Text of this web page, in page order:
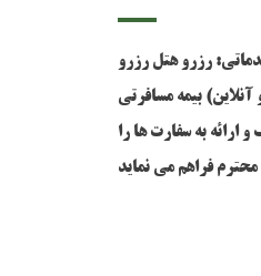
سال سابقه خدماتی: رزرو هتل رزرو
بیمه مسافرتی
ارائه به سفارت ها را